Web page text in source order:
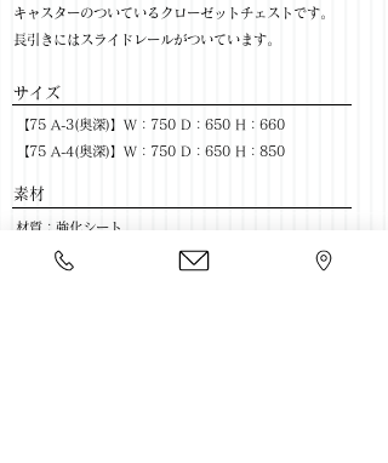
キャスターのついているクローゼットチェストです。
長引きにはスライドレールがついています。
サイズ
【75 A-3(奥深)】W：750 D：650 H：660
【75 A-4(奥深)】W：750 D：650 H：850
​素材
材質：強化シート